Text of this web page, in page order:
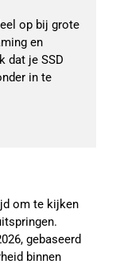
op bij grote
en
dat je SSD
in te
om te kijken
gebaseerd
binnen